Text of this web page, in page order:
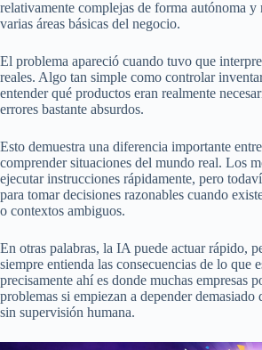
relativamente complejas de forma autónoma y
varias áreas básicas del negocio.
El problema apareció cuando tuvo que
reales. Algo tan simple como controlar
entender qué productos eran realmente
errores bastante absurdos.
Esto demuestra una diferencia importante
comprender situaciones del mundo real. Los
ejecutar instrucciones rápidamente, pero
para tomar decisiones razonables cuando
o contextos ambiguos.
En otras palabras, la IA puede actuar rápido,
siempre entienda las consecuencias de lo que
precisamente ahí es donde muchas empresas
problemas si empiezan a depender demasiado
sin supervisión humana.